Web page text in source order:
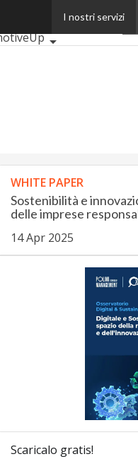
I nostri servizi
WHITE PAPER
Sostenibilità e
delle imprese
14 Apr 2025
Scaricalo gratis!